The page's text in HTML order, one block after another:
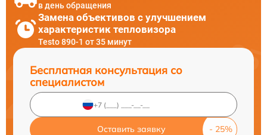
в день обращения
Замена объективов с улучшением
характеристик тепловизора
Testo 890-1 от 35 минут
Бесплатная консультация со
специалистом
Оставить заявку